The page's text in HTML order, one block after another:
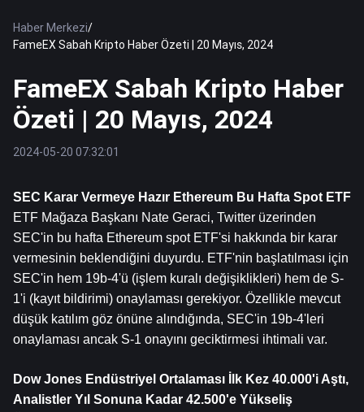
Haber Merkezi/
FameEX Sabah Kripto Haber Özeti | 20 Mayıs, 2024
FameEX Sabah Kripto Haber
Özeti | 20 Mayıs, 2024
2024-05-20 07:32:01
SEC Karar Vermeye Hazır Ethereum Bu Hafta Spot ETF
ETF Mağaza Başkanı Nate Geraci, Twitter üzerinden
SEC'in bu hafta Ethereum spot ETF'si hakkında bir karar
vermesinin beklendiğini duyurdu. ETF'nin başlatılması için
SEC'in hem 19b-4'ü (işlem kuralı değişiklikleri) hem de S-
1'i (kayıt bildirimi) onaylaması gerekiyor. Özellikle mevcut
düşük katılım göz önüne alındığında, SEC'in 19b-4'leri
onaylaması ancak S-1 onayını geciktirmesi ihtimali var.
Dow Jones Endüstriyel Ortalaması İlk Kez 40.000'i Aştı,
Analistler Yıl Sonuna Kadar 42.500'e Yükseliş